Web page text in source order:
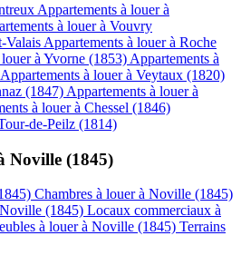
Appartements à louer à
à louer à Vouvry
Valais Appartements à louer à Roche
à Yvorne (1853) Appartements à
Appartements à louer à Veytaux (1820)
(1847) Appartements à louer à
à louer à Chessel (1846)
de-Peilz (1814)
Noville (1845)
Chambres à louer à Noville (1845)
(1845) Locaux commerciaux à
à louer à Noville (1845) Terrains